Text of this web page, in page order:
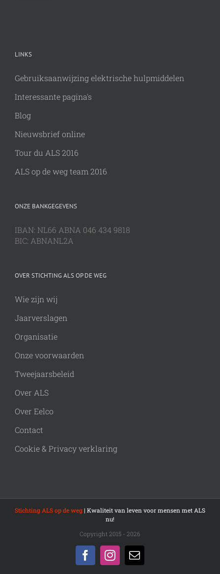
LINKS
Gebruiksaanwijzing elektrische hulpmiddelen
Interessante pagina's
Blog
Nieuwsbrief online
Tour du ALS 2016
ALS op de weg team 2016
ONZE BANKGEGEVENS
IBAN: NL66 ABNA 046 434 9818
BIC: ABNANL2A
OVER STICHTING ALS OP DE WEG
Wie zijn wij
Jaarverslagen
Organisatie
Onze voorwaarden
Tweejaarsbeleid
Over ALS
Over Eelco
Contact
Cookie & Privacy verklaring
Stichting ALS op de weg| Kwaliteit van leven voor mensen met ALS
nu!
Copyright 2015 - 2026
FacebookInstagram
E-